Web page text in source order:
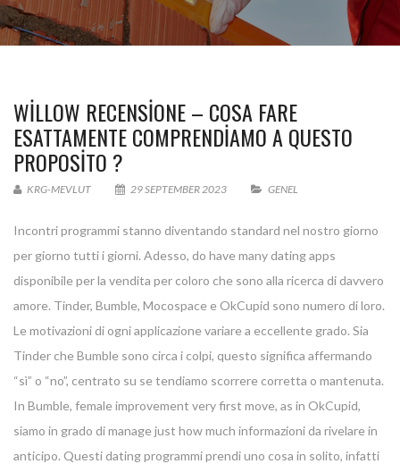
WILLOW RECENSIONE – COSA FARE
ESATTAMENTE COMPRENDIAMO A QUESTO
PROPOSITO ?
KRG-MEVLUT 29 SEPTEMBER 2023 GENEL
Incontri programmi stanno diventando standard nel nostro giorno
per giorno tutti i giorni. Adesso, do have many dating apps
disponibile per la vendita per coloro che sono alla ricerca di davvero
amore. Tinder, Bumble, Mocospace e OkCupid sono numero di loro.
Le motivazioni di ogni applicazione variare a eccellente grado. Sia
Tinder che Bumble sono circa i colpi, questo significa affermando
“sì” o “no”, centrato su se tendiamo scorrere corretta o mantenuta.
In Bumble, female improvement very first move, as in OkCupid,
siamo in grado di manage just how much informazioni da rivelare in
anticipo. Questi dating programmi prendi uno cosa in solito, infatti